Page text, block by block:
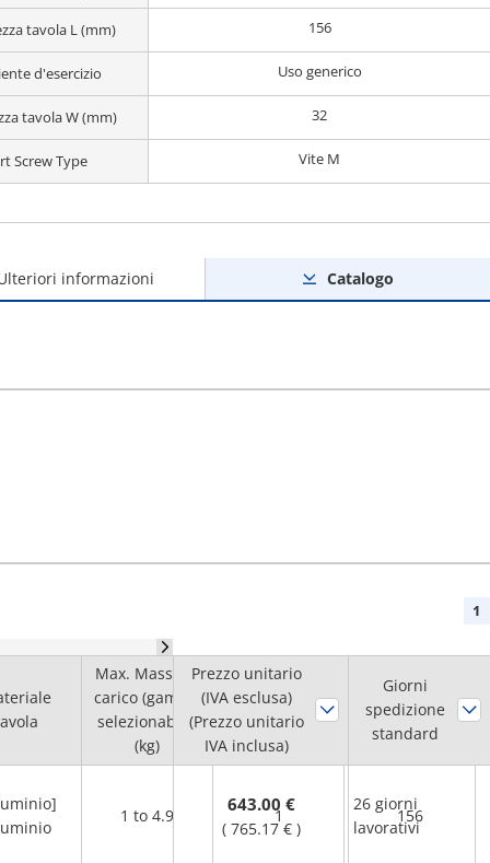
tavola L (mm) 156
d'esercizio Uso generico
tavola W (mm) 32
Screw Type Vite M
informazioni Catalogo
1
Max. Massa di
carico (gamma
selezionabile)
(kg)
Max. Massa di
carico
(kg)
Lunghezza
tavola L
(mm)
1 to 4.9 1 156
Prezzo unitario
(IVA esclusa)
(Prezzo unitario
IVA inclusa)
Giorni
spedizione
standard
643.00 €
( 765.17 € )
26 giorni
lavorativi